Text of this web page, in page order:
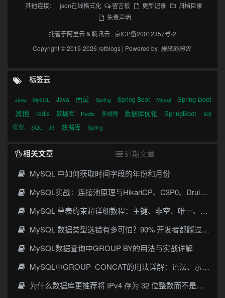
其他连接： json在线格式化 留言板 更新记录
归档目录
免责声明
托管于阿里云& 腾讯云 ·京ICP备20012357号-2
Copyright © 2019-2026 refblogs | Powered by 搬砖的码农
标签云
Java MySQL Java 面试 Spring Spring Boot Mysql Spring Boot
其他 redis 数据库 Redis 多线程 数据库优化 SpringBoot
sql
优化
SQL JS 数据库 Spring
相关文章
近期文章
MySQL 中如何获取时间字段的年份和月份
MySQL实战：连接池原理与HikariCP、C3P0、Druid、DBCP选型
MySQL 单表约束超详细教程：主键、非空、唯一、默认值一次讲透
MySQL 数据类型选错有多可怕？90% 开发者都踩过的坑
MySQL数据查询中GROUP BY的用法与实战详解
MySQL中GROUP_CONCAT的用法详解：语法、示例与常见坑
为什么数据库更推荐将 IPv4 存为 32 位整数而不是字符串